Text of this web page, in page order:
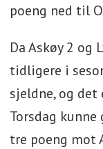
poeng ned til
Da Askøy 2 og
tidligere i
sjeldne, og det
Torsdag
tre poeng mot